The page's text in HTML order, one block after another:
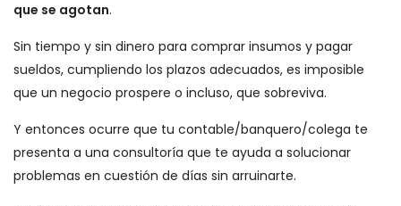
que se agotan.
Sin tiempo y sin dinero para comprar insumos y pagar
sueldos, cumpliendo los plazos adecuados, es imposible
que un negocio prospere o incluso, que sobreviva.
Y entonces ocurre que tu contable/banquero/colega te
presenta a una consultoría que te ayuda a solucionar
problemas en cuestión de días sin arruinarte.